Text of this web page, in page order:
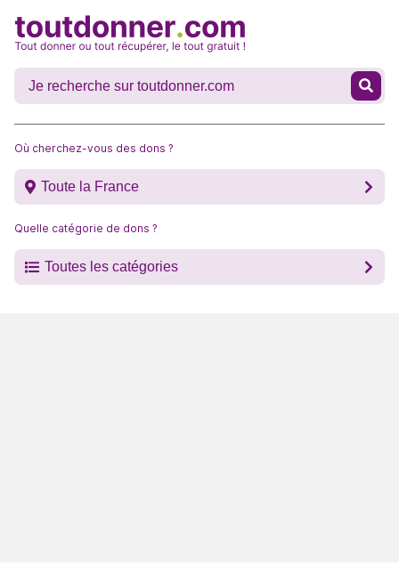
Où cherchez-vous des dons ?
Toute la France
Quelle catégorie de dons ?
Toutes les catégories